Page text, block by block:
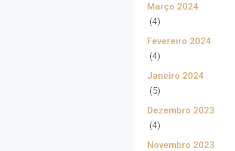
Março 2024
(4)
Fevereiro 2024
(4)
Janeiro 2024
(5)
Dezembro 2023
(4)
Novembro 2023